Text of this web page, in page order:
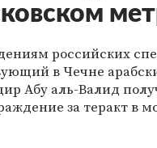
российских
в Чечне
Абу аль-Валид
за теракт в